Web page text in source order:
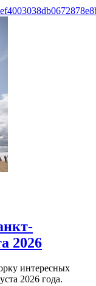
2026
интересных
2026 года.